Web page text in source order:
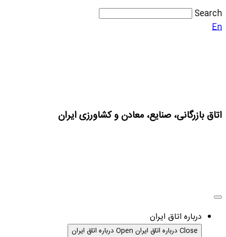
Search
En
اتاق بازرگانی، صنایع، معادن و کشاورزی ایران
درباره اتاق ایران
Close درباره اتاق ایران Open درباره اتاق ایران